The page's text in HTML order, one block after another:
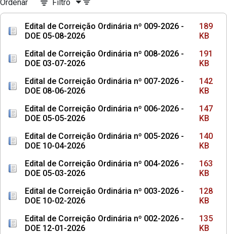
Ordenar Filtro
Edital de Correição Ordinária nº 009-2026 -
DOE 05-08-2026
189
KB
Edital de Correição Ordinária nº 008-2026 -
DOE 03-07-2026
191
KB
Edital de Correição Ordinária nº 007-2026 -
DOE 08-06-2026
142
KB
Edital de Correição Ordinária nº 006-2026 -
DOE 05-05-2026
147
KB
Edital de Correição Ordinária nº 005-2026 -
DOE 10-04-2026
140
KB
Edital de Correição Ordinária nº 004-2026 -
DOE 05-03-2026
163
KB
Edital de Correição Ordinária nº 003-2026 -
DOE 10-02-2026
128
KB
Edital de Correição Ordinária nº 002-2026 -
DOE 12-01-2026
135
KB